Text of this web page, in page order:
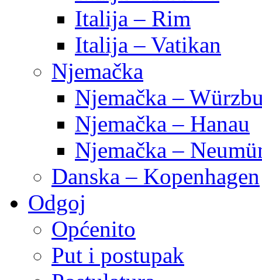
Italija – Rim
Italija – Vatikan
Njemačka
Njemačka –
Njemačka – Hanau
Njemačka –
Danska – Kopenhagen
Odgoj
Općenito
Put i postupak